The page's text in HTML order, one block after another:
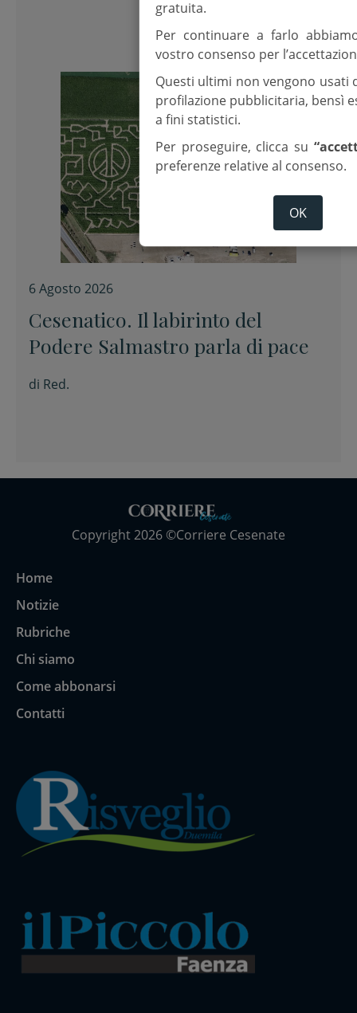
6 Agosto 2026
Cesenatico. Il labirinto del
Podere Salmastro parla di pace
di Red.
Copyright 2026 ©Corriere Cesenate
Home
Notizie
Rubriche
Chi siamo
Come abbonarsi
Contatti
gratuita.
Per continuare a farlo
vostro consenso per
Questi ultimi non vengono usati
profilazione pubblicitaria, bensì
a fini statistici.
Per proseguire, clicca su
preferenze relative al consenso.
OK